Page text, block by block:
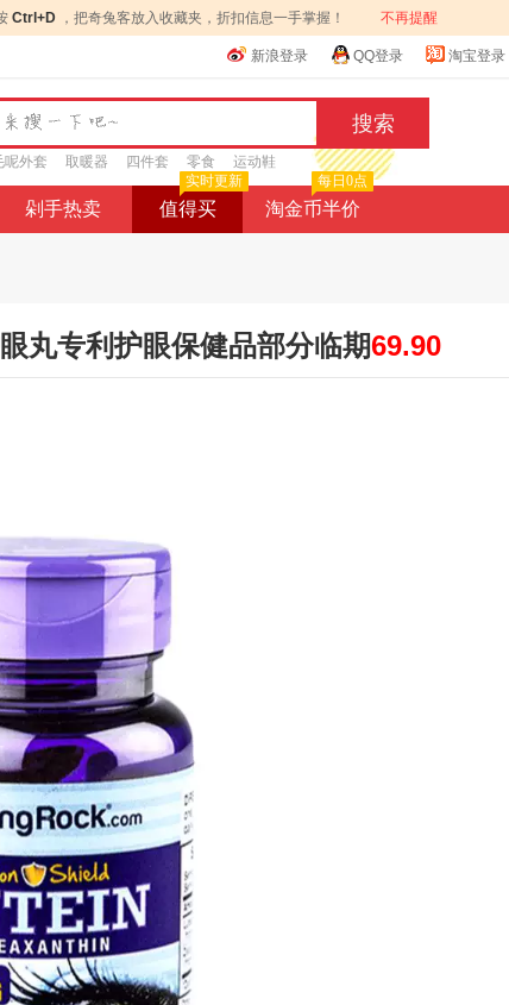
Ctrl+D ，把奇兔客放入收藏夹，折扣信息一手掌握！ 不再提醒
新浪登录 QQ登录 淘宝登录
呢外套 取暖器 四件套 零食 运动鞋
剁手热卖 值得买
实时更新
淘金币半价
每日0点
丸专利护眼保健品部分临期69.90